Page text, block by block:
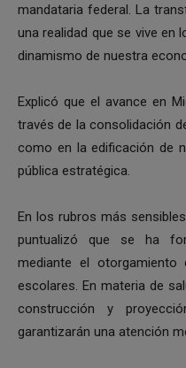
mandataria federal. La
una realidad que se vive en
dinamismo de nuestra
Explicó que el avance en
través de la consolidación
como en la edificación de
pública estratégica.
En los rubros más
puntualizó que se ha
mediante el
escolares. En materia de
construcción y
garantizarán una atención